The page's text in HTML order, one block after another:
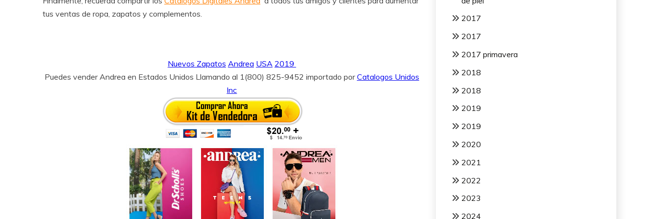
tus ventas de ropa, zapatos y complementos.
Nuevos Zapatos Andrea USA 2019
Puedes vender Andrea en Estados Unidos Llamando al 1(800) 825-9452 importado porCatalogos Unidos
Inc
2017
2017
2017 primavera
2018
2018
2019
2019
2020
2021
2022
2023
2024